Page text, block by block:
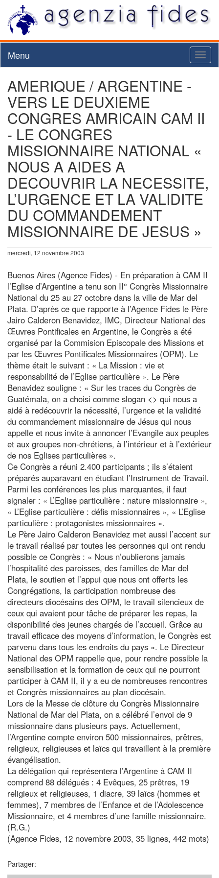
Menu
AMERIQUE / ARGENTINE -
VERS LE DEUXIEME
CONGRES AMRICAIN CAM II
- LE CONGRES
MISSIONNAIRE NATIONAL «
NOUS A AIDES A
DECOUVRIR LA NECESSITE,
L’URGENCE ET LA VALIDITE
DU COMMANDEMENT
MISSIONNAIRE DE JESUS »
mercredi, 12 novembre 2003
Buenos Aires (Agence Fides) - En préparation à CAM II
l’Eglise d’Argentine a tenu son II° Congrès Missionnaire
National du 25 au 27 octobre dans la ville de Mar del
Plata. D’après ce que rapporte à l’Agence Fides le Père
Jairo Calderon Benavidez, IMC, Directeur National des
Œuvres Pontificales en Argentine, le Congrès a été
organisé par la Commision Episcopale des Missions et
par les Œuvres Pontificales Missionnaires (OPM). Le
thème était le suivant : « La Mission : vie et
responsabilité de l’Eglise particulière ». Le Père
Benavidez souligne : « Sur les traces du Congrès de
Guatémala, on a choisi comme slogan <> qui nous a
aidé à redécouvrir la nécessité, l’urgence et la validité
du commandement missionnaire de Jésus qui nous
appelle et nous invite à annoncer l’Evangile aux peuples
et aux groupes non-chrétiens, à l’intérieur et à l’extérieur
de nos Eglises particulières ».
Ce Congrès a réuni 2.400 participants ; ils s’étaient
préparés auparavant en étudiant l’Instrument de Travail.
Parmi les conférences les plus marquantes, il faut
signaler : « L’Eglise particulière : nature missionnaire »,
« L’Eglise particulière : défis missionnaires », « L’Eglise
particulière : protagonistes missionnaires ».
Le Père Jairo Calderon Benavidez met aussi l’accent sur
le travail réalisé par toutes les personnes qui ont rendu
possible ce Congrès : « Nous n’oublierons jamais
l’hospitalité des paroisses, des familles de Mar del
Plata, le soutien et l’appui que nous ont offerts les
Congrégations, la participation nombreuse des
directeurs diocésains des OPM, le travail silencieux de
ceux qui avaient pour tâche de préparer les repas, la
disponibilité des jeunes chargés de l’accueil. Grâce au
travail efficace des moyens d’information, le Congrès est
parvenu dans tous les endroits du pays ». Le Directeur
National des OPM rappelle que, pour rendre possible la
sensibilisation et la formation de ceux qui ne pourront
participer à CAM II, il y a eu de nombreuses rencontres
et Congrès missionnaires au plan diocésain.
Lors de la Messe de clôture du Congrès Missionnaire
National de Mar del Plata, on a célébré l’envoi de 9
missionnaire dans plusieurs pays. Actuellement,
l’Argentine compte environ 500 missionnaires, prêtres,
religieux, religieuses et laïcs qui travaillent à la première
évangélisation.
La délégation qui représentera l’Argentine à CAM II
comprend 88 délégués : 4 Evêques, 25 prêtres, 19
religieux et religieuses, 1 diacre, 39 laïcs (hommes et
femmes), 7 membres de l’Enfance et de l’Adolescence
Missionnaire, et 4 membres d’une famille missionnaire.
(R.G.)
(Agence Fides, 12 novembre 2003, 35 lignes, 442 mots)
Partager: